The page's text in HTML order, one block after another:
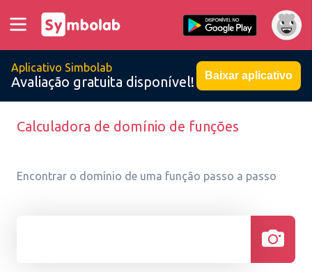
Aplicativo Simbolab
Avaliação gratuita disponível! Baixar aplicativo
Calculadora de domínio de funções
Encontrar o domínio de uma função passo a passo